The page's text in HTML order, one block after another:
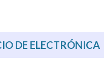
DE ELECTRÓNICA